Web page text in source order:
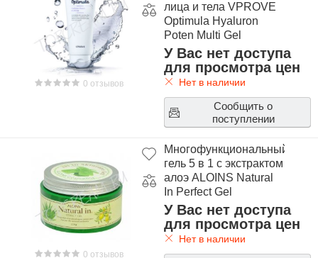
0 отзывов
лица и тела VPROVE
Optimula Hyaluron
Poten Multi Gel
У Вас нет доступа
для просмотра цен
Нет в наличии
Сообщить о
поступлении
0 отзывов
Многофункциональный
гель 5 в 1 с экстрактом
алоэ ALOINS Natural
In Perfect Gel
У Вас нет доступа
для просмотра цен
Нет в наличии